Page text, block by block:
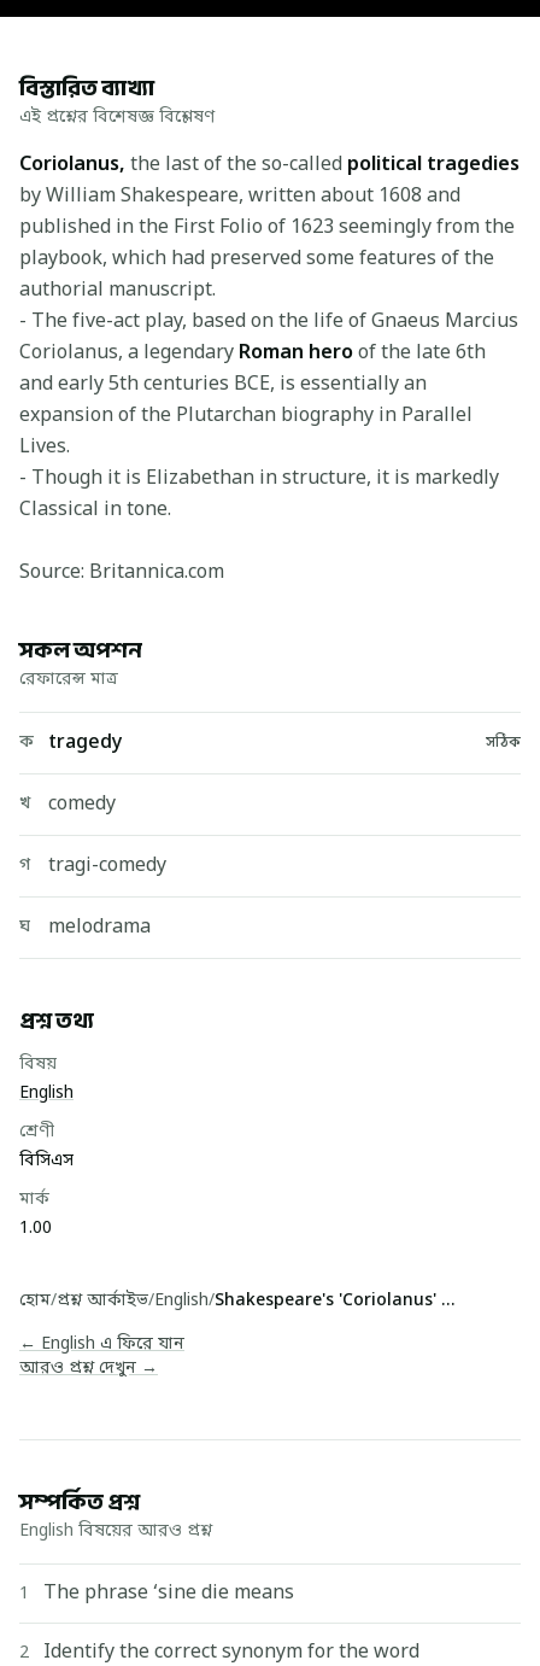
বিস্তারিত ব্যাখ্যা
এই প্রশ্নের বিশেষজ্ঞ বিশ্লেষণ
Coriolanus, the last of the so-called political tragedies
by William Shakespeare, written about 1608 and
published in the First Folio of 1623 seemingly from the
playbook, which had preserved some features of the
authorial manuscript.
- The five-act play, based on the life of Gnaeus Marcius
Coriolanus, a legendary Roman heroof the late 6th
and early 5th centuries BCE, is essentially an
expansion of the Plutarchan biography in Parallel
Lives.
- Though it is Elizabethan in structure, it is markedly
Classical in tone.
Source: Britannica.com
সকল অপশন
রেফারেন্স মাত্র
ক tragedy সঠিক
খ comedy
গ tragi-comedy
ঘ melodrama
প্রশ্ন তথ্য
বিষয়
English
শ্রেণী
বিসিএস
মার্ক
1.00
হোম/প্রশ্ন আর্কাইভ/English/
Shakespeare's 'Coriolanus' is a-
← English এ ফিরে যান
আরও প্রশ্ন দেখুন →
সম্পর্কিত প্রশ্ন
English বিষয়ের আরও প্রশ্ন
1 The phrase ‘sine die means
2 Identify the correct synonym for the word